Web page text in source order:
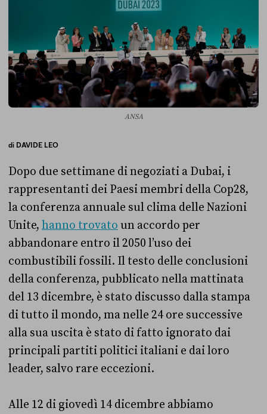
ANSA
di DAVIDE LEO
Dopo due settimane di negoziati a Dubai, i
rappresentanti dei Paesi membri della Cop28,
la conferenza annuale sul clima delle Nazioni
Unite, hanno trovato un accordo per
abbandonare entro il 2050 l’uso dei
combustibili fossili. Il testo delle conclusioni
della conferenza, pubblicato nella mattinata
del 13 dicembre, è stato discusso dalla stampa
di tutto il mondo, ma nelle 24 ore successive
alla sua uscita è stato di fatto ignorato dai
principali partiti politici italiani e dai loro
leader, salvo rare eccezioni.
Alle 12 di giovedì 14 dicembre abbiamo